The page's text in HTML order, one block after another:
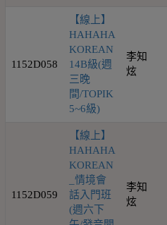
1152D058
【線上】
HAHAHA
KOREAN
14B級(週
三晚
間/TOPIK
5~6級)
李知
炫
1152D059
【線上】
HAHAHA
KOREAN
_情境會
話入門班
(週六下
李知
炫